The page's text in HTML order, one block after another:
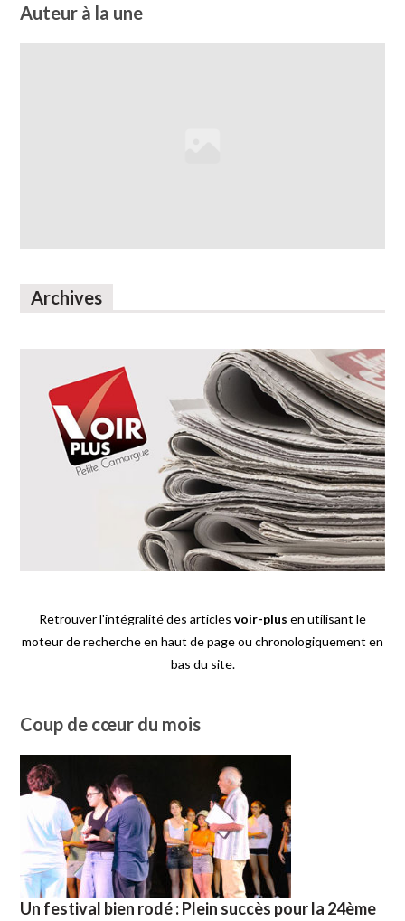
Auteur à la une
Archives
Retrouver l'intégralité des articles voir-plus en utilisant le
moteur de recherche en haut de page ou chronologiquement en
bas du site.
Coup de cœur du mois
Un festival bien rodé : Plein succès pour la 24ème